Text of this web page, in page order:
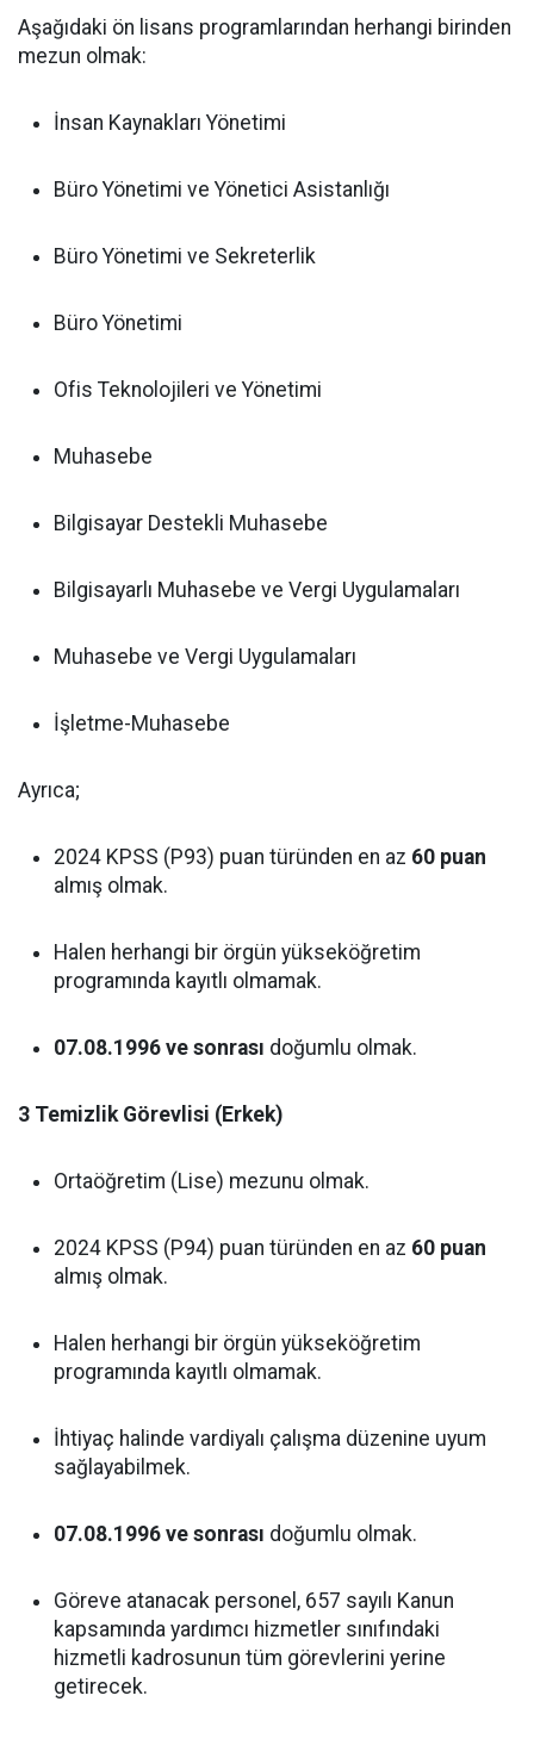
Aşağıdaki ön lisans programlarından herhangi birinden
mezun olmak:
İnsan Kaynakları Yönetimi
Büro Yönetimi ve Yönetici Asistanlığı
Büro Yönetimi ve Sekreterlik
Büro Yönetimi
Ofis Teknolojileri ve Yönetimi
Muhasebe
Bilgisayar Destekli Muhasebe
Bilgisayarlı Muhasebe ve Vergi Uygulamaları
Muhasebe ve Vergi Uygulamaları
İşletme-Muhasebe
Ayrıca;
2024 KPSS (P93) puan türünden en az 60 puan
almış olmak.
Halen herhangi bir örgün yükseköğretim
programında kayıtlı olmamak.
07.08.1996 ve sonrası doğumlu olmak.
3 Temizlik Görevlisi (Erkek)
Ortaöğretim (Lise) mezunu olmak.
2024 KPSS (P94) puan türünden en az 60 puan
almış olmak.
Halen herhangi bir örgün yükseköğretim
programında kayıtlı olmamak.
İhtiyaç halinde vardiyalı çalışma düzenine uyum
sağlayabilmek.
07.08.1996 ve sonrası doğumlu olmak.
Göreve atanacak personel, 657 sayılı Kanun
kapsamında yardımcı hizmetler sınıfındaki
hizmetli kadrosunun tüm görevlerini yerine
getirecek.